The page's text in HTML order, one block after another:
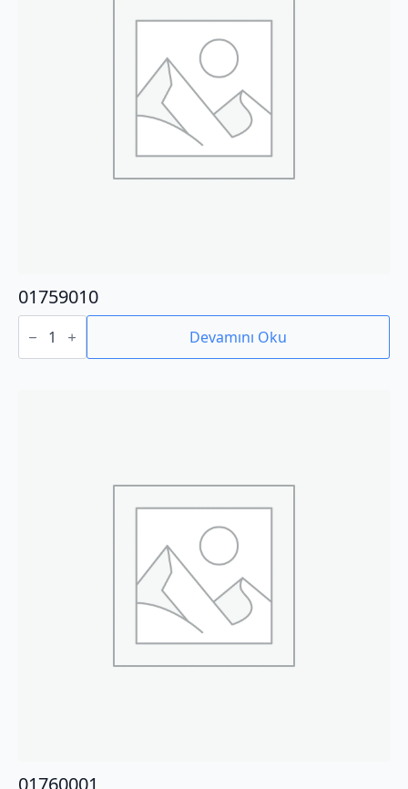
01759010
01759010
adet Devamını Oku
01760001